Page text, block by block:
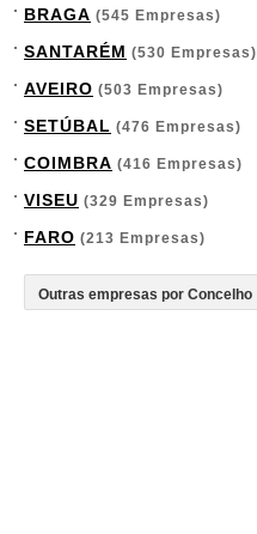
BRAGA (545 Empresas)
SANTARÉM (530 Empresas)
AVEIRO (503 Empresas)
SETÚBAL (476 Empresas)
COIMBRA (416 Empresas)
VISEU (329 Empresas)
FARO (213 Empresas)